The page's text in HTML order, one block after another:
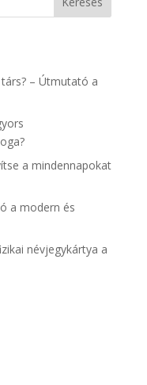
– Útmutató a
a mindennapokat
a modern és
névjegykártya a